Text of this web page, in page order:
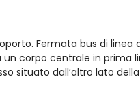
Fermata bus di
corpo centrale in prima
situato dall’altro lato